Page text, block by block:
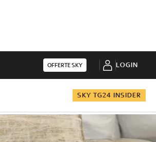
OFFERTE SKY LOGIN
SKY TG24 INSIDER